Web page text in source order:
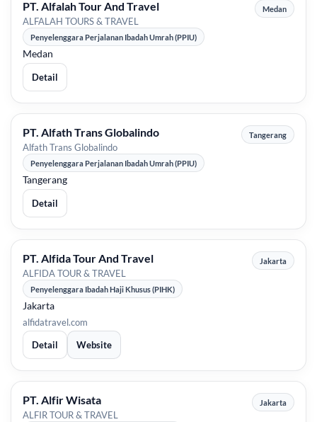
PT. Alfalah Tour And Travel
ALFALAH TOURS & TRAVEL
Medan
Penyelenggara Perjalanan Ibadah Umrah (PPIU)
Medan
Detail
PT. Alfath Trans Globalindo
Alfath Trans Globalindo
Tangerang
Penyelenggara Perjalanan Ibadah Umrah (PPIU)
Tangerang
Detail
PT. Alfida Tour And Travel
ALFIDA TOUR & TRAVEL
Jakarta
Penyelenggara Ibadah Haji Khusus (PIHK)
Jakarta
alfidatravel.com
Detail
Website
PT. Alfir Wisata
ALFIR TOUR & TRAVEL
Jakarta